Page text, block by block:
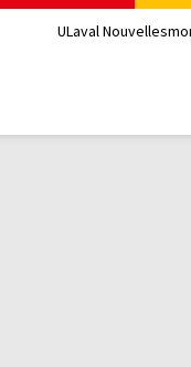
ULaval Nouvelles